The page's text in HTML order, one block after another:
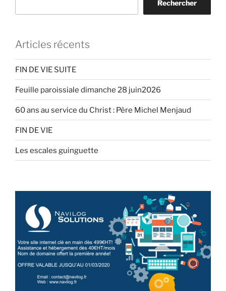
Rechercher
Articles récents
FIN DE VIE SUITE
Feuille paroissiale dimanche 28 juin2026
60 ans au service du Christ : Père Michel Menjaud
FIN DE VIE
Les escales guinguette